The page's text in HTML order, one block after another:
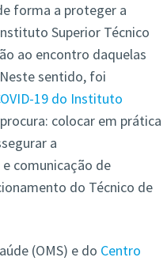
forma a proteger a
Superior Técnico
ao encontro daquelas
sentido, foi
19 do Instituto
colocar em prática
a
comunicação de
do Técnico de
(OMS) e do Centro